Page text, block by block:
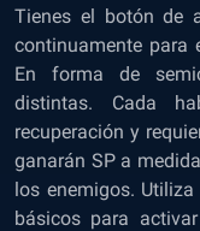
Tienes el botón de
continuamente para
En forma de
distintas. Cada
recuperación y
ganarán SP a
los enemigos.
básicos para